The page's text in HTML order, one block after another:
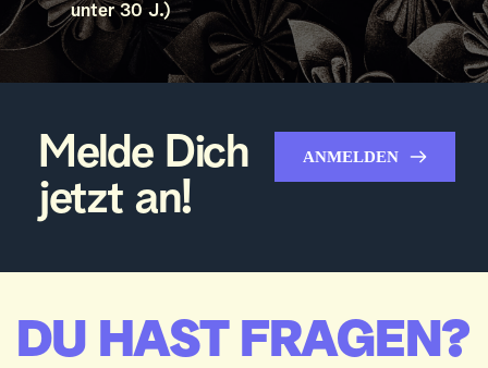
unter 30 J.)
Melde Dich
jetzt an!
ANMELDEN
DU HAST FRAGEN?